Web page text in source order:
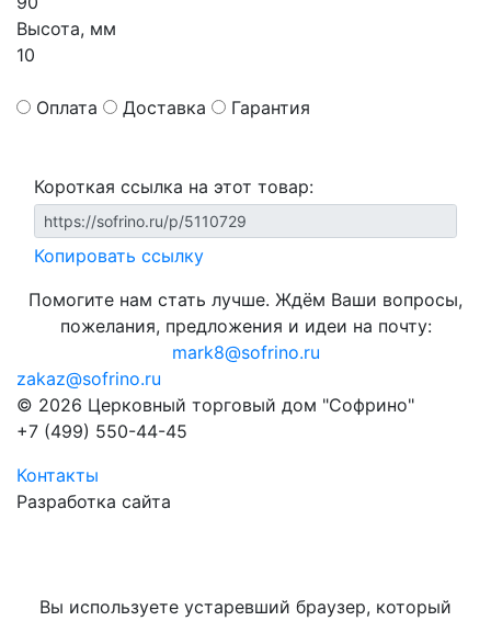
Высота, мм
10
Оплата Доставка Гарантия
Короткая ссылка на этот товар:
Копировать ссылку
Помогите нам стать лучше. Ждём Ваши вопросы,
пожелания, предложения и идеи на почту:
mark8@sofrino.ru
zakaz@sofrino.ru
© 2026 Церковный торговый дом "Софрино"
+7 (499) 550-44-45
Контакты
Разработка сайта
Вы используете устаревший браузер, который